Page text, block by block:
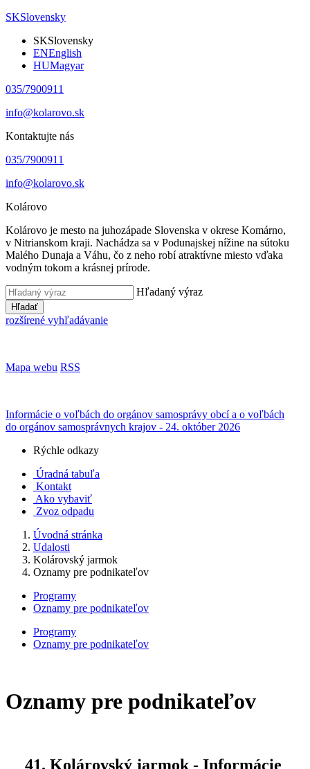
SKSlovensky
SKSlovensky
ENEnglish
HUMagyar
035/7900911
info@kolarovo.sk
Kontaktujte nás
035/7900911
info@kolarovo.sk
Kolárovo
Kolárovo je mesto na juhozápade Slovenska v okrese Komárno,
v Nitrianskom kraji. Nachádza sa v Podunajskej nížine na sútoku
Malého Dunaja a Váhu, čo z neho robí atraktívne miesto vďaka
vodným tokom a krásnej prírode.
Hľadaný výraz
Hľadať
rozšírené vyhľadávanie
Mapa webu RSS
Informácie o voľbách do orgánov samosprávy obcí a o voľbách
do orgánov samosprávnych krajov - 24. október 2026
Rýchle odkazy
Úradná tabuľa
Kontakt
Ako vybaviť
Zvoz odpadu
Úvodná stránka
Udalosti
Kolárovský jarmok
Oznamy pre podnikateľov
Programy
Oznamy pre podnikateľov
Programy
Oznamy pre podnikateľov
Oznamy pre podnikateľov
41. Kolárovský jarmok - Informácie